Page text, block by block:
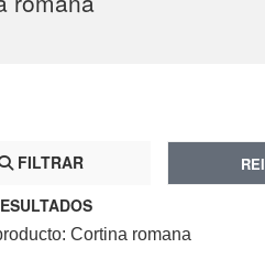
FILTRAR
Cortina romana